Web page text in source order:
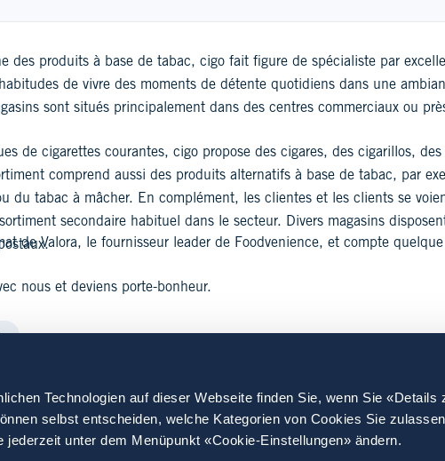
Technologien auf dieser Webseite finden Sie, wenn Sie «Details
selbst entscheiden, welche Kategorien von Cookies Sie zulassen
unter dem Menüpunkt «Cookie-Einstellungen» ändern.
des produits à base de tabac, cigo fait figure de spécialiste par
de vivre des moments de détente quotidiens dans une
sont situés principalement dans des centres commerciaux ou
de cigarettes courantes, cigo propose des cigares, des cigarillos,
comprend aussi des produits alternatifs à base de tabac, par
du tabac à mâcher. En complément, les clientes et les clients se
secondaire habituel dans le secteur. Divers magasins
de Valora, le fournisseur leader de Foodvenience, et compte
nous et deviens porte-bonheur.